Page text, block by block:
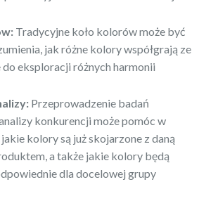
Tradycyjne koło kolorów może być
jak różne kolory współgrają ze
do eksploracji różnych harmonii
Przeprowadzenie badań
konkurencji może pomóc w
kolory są już skojarzone z daną
a także jakie kolory będą
dla docelowej grupy